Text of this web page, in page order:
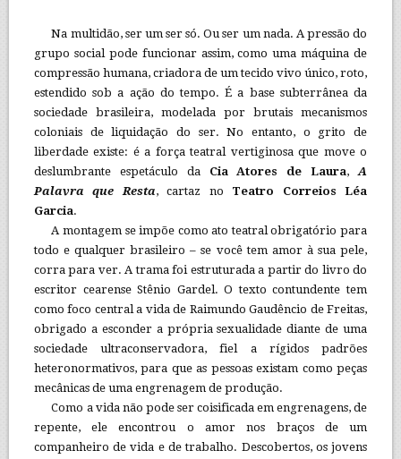
Na multidão, ser um ser só. Ou ser um nada. A pressão do
grupo social pode funcionar assim, como uma máquina de
compressão humana, criadora de um tecido vivo único, roto,
estendido sob a ação do tempo. É a base subterrânea da
sociedade brasileira, modelada por brutais mecanismos
coloniais de liquidação do ser. No entanto, o grito de
liberdade existe: é a força teatral vertiginosa que move o
deslumbrante espetáculo da Cia Atores de Laura,A
Palavra que Resta, cartaz no Teatro Correios Léa
Garcia.
A montagem se impõe como ato teatral obrigatório para
todo e qualquer brasileiro – se você tem amor à sua pele,
corra para ver. A trama foi estruturada a partir do livro do
escritor cearense Stênio Gardel. O texto contundente tem
como foco central a vida de Raimundo Gaudêncio de Freitas,
obrigado a esconder a própria sexualidade diante de uma
sociedade ultraconservadora, fiel a rígidos padrões
heteronormativos, para que as pessoas existam como peças
mecânicas de uma engrenagem de produção.
Como a vida não pode ser coisificada em engrenagens, de
repente, ele encontrou o amor nos braços de um
companheiro de vida e de trabalho. Descobertos, os jovens